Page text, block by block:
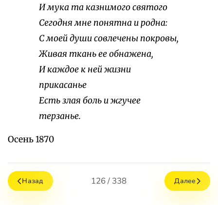
И мука та казнимого святого
Сегодня мне понятна и родна:
С моей души совлечены покровы,
Живая ткань ее обнажена,
И каждое к ней жизни
прикасанье
Есть злая боль и жгучее
терзанье.
Осень 1870
Назад 126 / 338 Далее